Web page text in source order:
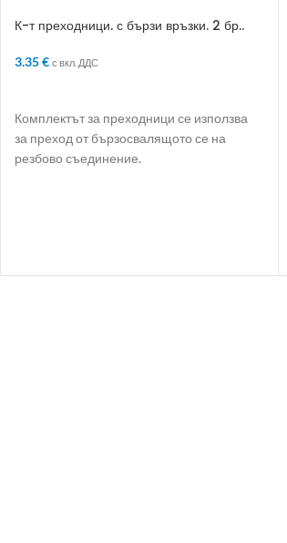
К-т преходници. с бързи връзки. 2 бр..
3.35€ с вкл. ДДС
Комплектът за преходници се използва
за преход от бързосвалящото се на
резбово съединение.